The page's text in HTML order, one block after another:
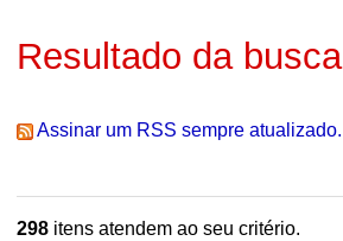
Resultado da busca
Assinar um RSS sempre atualizado.
298itens atendem ao seu critério.